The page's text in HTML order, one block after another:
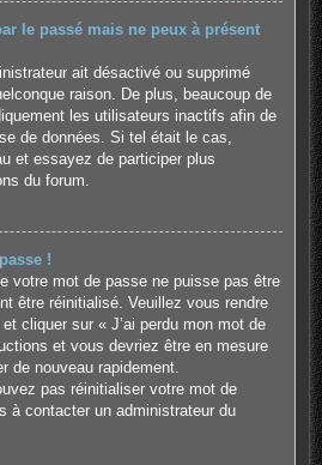
le passé mais ne peux à présent
ait désactivé ou supprimé
raison. De plus, beaucoup de
les utilisateurs inactifs afin de
de données. Si tel était le cas,
et essayez de participer plus
du forum.
!
votre mot de passe ne puisse pas être
être réinitialisé. Veuillez vous rendre
cliquer sur « J’ai perdu mon mot de
et vous devriez être en mesure
de nouveau rapidement.
pas réinitialiser votre mot de
à contacter un administrateur du